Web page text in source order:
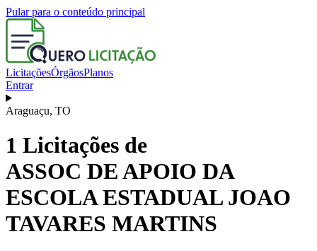
Pular para o conteúdo principal
LicitaçõesÓrgãosPlanos
Entrar
Araguaçu, TO
1 Licitações de
ASSOC DE APOIO DA
ESCOLA ESTADUAL JOAO
TAVARES MARTINS